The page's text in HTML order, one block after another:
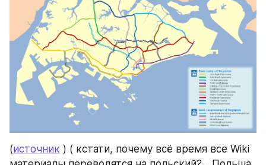
(источник ) ( кстати, почему всё время все Wiki